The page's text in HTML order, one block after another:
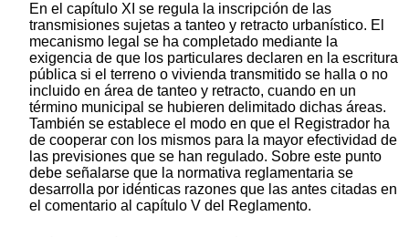
En el capítulo XI se regula la inscripción de las
transmisiones sujetas a tanteo y retracto urbanístico. El
mecanismo legal se ha completado mediante la
exigencia de que los particulares declaren en la escritura
pública si el terreno o vivienda transmitido se halla o no
incluido en área de tanteo y retracto, cuando en un
término municipal se hubieren delimitado dichas áreas.
También se establece el modo en que el Registrador ha
de cooperar con los mismos para la mayor efectividad de
las previsiones que se han regulado. Sobre este punto
debe señalarse que la normativa reglamentaria se
desarrolla por idénticas razones que las antes citadas en
el comentario al capítulo V del Reglamento.